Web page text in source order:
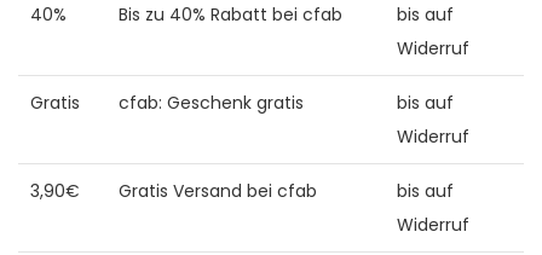
40% Bis zu 40% Rabatt bei cfab
bis auf
Widerruf
Gratis cfab: Geschenk gratis
bis auf
Widerruf
3,90€ Gratis Versand bei cfab
bis auf
Widerruf